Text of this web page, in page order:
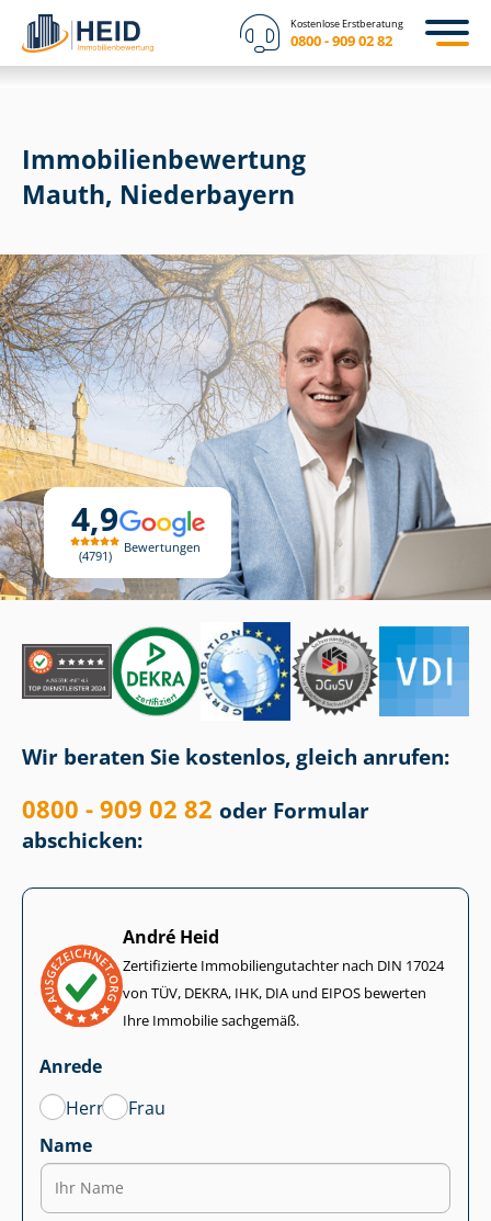
Kostenlose Erstberatung
0800 - 909 02 82
4,9
4791
Bewertungen
Immobilien­bewertung
Mauth, Niederbayern
Wir beraten Sie kostenlos, gleich anrufen:
0800 - 909 02 82 oder Formular
abschicken:
André Heid
Zertifizierte Im­mo­bi­li­en­gut­ach­ter nach DIN 17024
von TÜV, DEKRA, IHK, DIA und EIPOS bewerten
Ihre Immobilie sachgemäß.
Anrede
Herr
Frau
Name